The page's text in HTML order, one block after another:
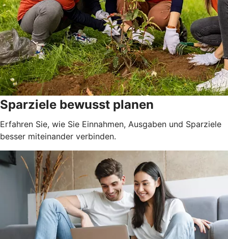
Sparziele bewusst planen
Erfahren Sie, wie Sie Einnahmen, Ausgaben und Sparziele
besser miteinander verbinden.